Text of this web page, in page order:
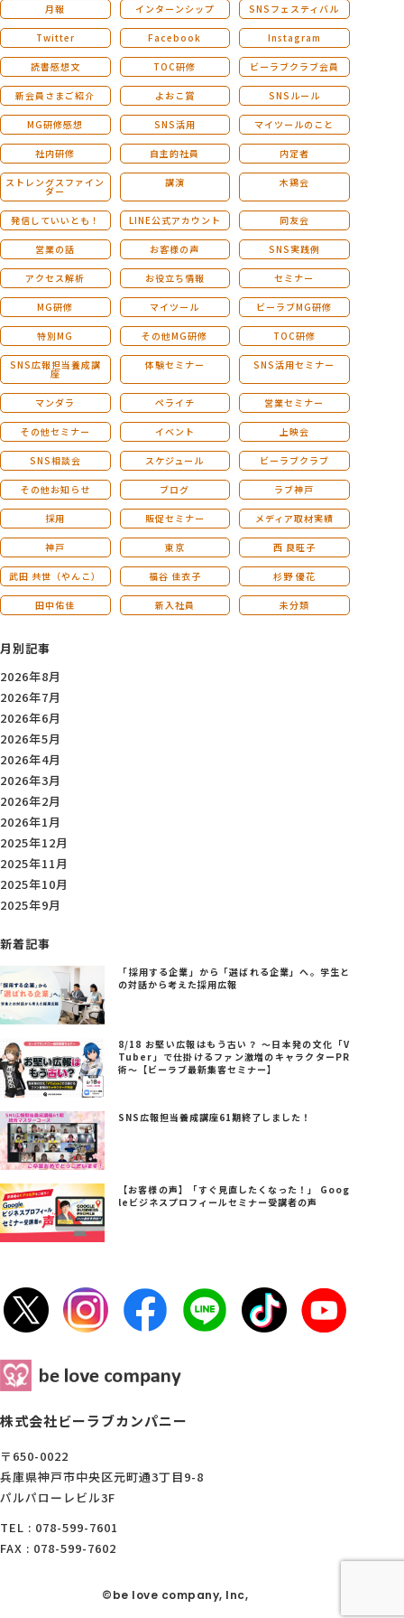
月報 インターンシップ SNSフェスティバル
Twitter Facebook Instagram
読書感想文 TOC研修 ビーラブクラブ会員
新会員さまご紹介 よおこ賞 SNSルール
MG研修感想 SNS活用 マイツールのこと
社内研修 自主的社員 内定者
ストレングスファイン
ダー
講演 木鶏会
発信していいとも！ LINE公式アカウント 同友会
営業の話 お客様の声 SNS実践例
アクセス解析 お役立ち情報 セミナー
MG研修 マイツール ビーラブMG研修
特別MG その他MG研修 TOC研修
SNS広報担当養成講
座
体験セミナー SNS活用セミナー
マンダラ ペライチ 営業セミナー
その他セミナー イベント 上映会
SNS相談会 スケジュール ビーラブクラブ
その他お知らせ ブログ ラブ神戸
採用 販促セミナー メディア取材実績
神戸 東京 西 良旺子
武田 共世（やんこ） 福谷 佳衣子 杉野 優花
田中佑佳 新入社員 未分類
月別記事
2026年8月
2026年7月
2026年6月
2026年5月
2026年4月
2026年3月
2026年2月
2026年1月
2025年12月
2025年11月
2025年10月
2025年9月
新着記事
「採用する企業」から「選ばれる企業」へ。学生と
の対話から考えた採用広報
8/18 お堅い広報はもう古い？ ～日本発の文化「V
Tuber」で仕掛けるファン激増のキャラクターPR
術～【ビーラブ最新集客セミナー】
SNS広報担当養成講座61期終了しました！
【お客様の声】「すぐ見直したくなった！」 Goog
leビジネスプロフィールセミナー受講者の声
株式会社ビーラブカンパニー
〒650-0022
兵庫県神戸市中央区元町通3丁目9-8
パルパローレビル3F
TEL : 078-599-7601
FAX : 078-599-7602
©be love company, Inc,